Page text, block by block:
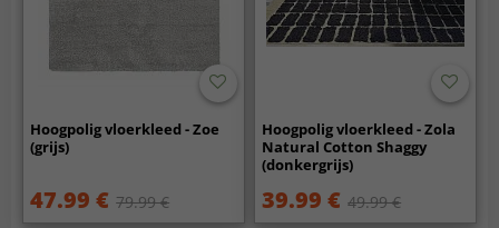
Hoogpolig vloerkleed - Zoe
(grijs)
47.99 € 79.99 €
Hoogpolig vloerkleed - Zola
Natural Cotton Shaggy
(donkergrijs)
39.99 € 49.99 €